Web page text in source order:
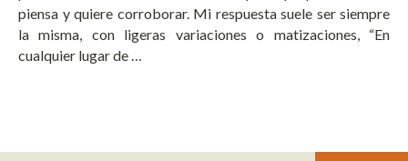
piensa y quiere corroborar. Mi respuesta suele ser siempre
la misma, con ligeras variaciones o matizaciones, “En
cualquier lugar de …